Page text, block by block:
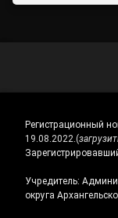
Регистрационный
19.08.2022.(
Учредитель:
округа